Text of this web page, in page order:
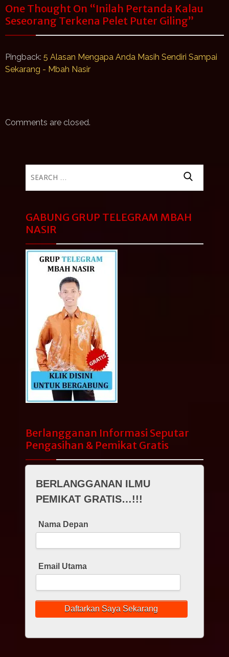
One Thought On “Inilah Pertanda Kalau
Seseorang Terkena Pelet Puter Giling”
Pingback: 5 Alasan Mengapa Anda Masih Sendiri Sampai
Sekarang - Mbah Nasir
Comments are closed.
for:
GABUNG GRUP TELEGRAM MBAH
NASIR
Berlangganan Informasi Seputar
Pengasihan & Pemikat Gratis
BERLANGGANAN ILMU
PEMIKAT GRATIS…!!!
Nama Depan
Email Utama